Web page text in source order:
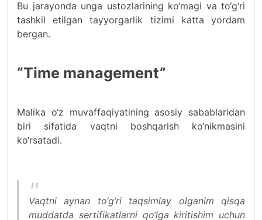
Bu jarayonda unga ustozlarining ko‘magi va to‘g‘ri
tashkil etilgan tayyorgarlik tizimi katta yordam
bergan.
“Time management”
Malika o‘z muvaffaqiyatining asosiy sabablaridan
biri sifatida vaqtni boshqarish ko‘nikmasini
ko‘rsatadi.
Vaqtni aynan to‘g‘ri taqsimlay olganim qisqa
muddatda sertifikatlarni qo‘lga kiritishim uchun